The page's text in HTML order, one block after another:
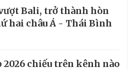
Bali, trở thành hòn
hai châu Á - Thái Bình
2026 chiếu trên kênh nào